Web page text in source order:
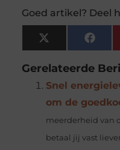
Goed artikel? Deel
X
(Twitter)
Gerelateerde
Snel
om de
meerderheid van
betaal jij vast